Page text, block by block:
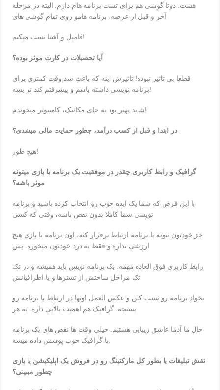
هست. دوتا گوشی هم برای تست برنامه هام دارم. البته در مرحله
فامیل و آشنا تست میکنم!
آیا تحصیلات در کارت موثر بوده؟
قطعا بی تاثیر نبوده! تاثیرش اینه که باعث شد وقت کمتری برای
برنامه نویسی داشته باشم و پیشرفتم کند تر بشه!
شاید بهتر بود به جای مکانیک، کامپیوتر میخوندم!
در ابتدا و قبل از کسب درآمد، چطور حمایت مالی میشدی؟
هیچ طور!
گرافیک و رابط کاربری چقدر در موفقیت یک برنامه یا بازی میتونه
موثر باشه؟
با این فرض که شما یک ایده خوب رو انتخاب کرده باشید و برنامه
نویسی شما کاملا بدون نقص باشه، وقتی که کسی
جز خودتون نتونه با برنامه ارتباط برقرار کنه، اون برنامه یا بازی هیچ
رابط کاربری فوق العاده مهمه. یک برنامه نویس باید همیشه و در تک
تک مراحل ساختش از تسترها و یا اطرافیانش
بخواد برنامه رو تست کنن و عکس العمل اونها در ارتباط با برنامه رو
حال ما آدما عاشق زیبایی هستیم. خیلی وقت ها نقص های یک برنامه
با گرافیک خوب پوشش داده میشه.
نقش تبلیغات یا بطور کل مارکتینگ رو در فروش یک اپلیکیشن یا بازی
چطور میبینی؟